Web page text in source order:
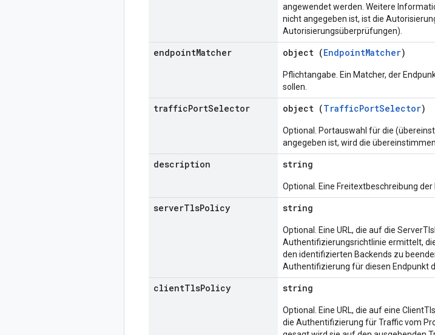
angewendet werden. Weitere
nicht angegeben ist, ist die
Autorisierungsüberprüfungen).
endpointMatcher object (EndpointMatcher)
Pflichtangabe. Ein Matcher, der
sollen.
trafficPortSelector object (TrafficPortSelector)
Optional. Portauswahl für die
angegeben ist, wird die
description string
Optional. Eine Freitextbeschreibung
serverTlsPolicy string
Optional. Eine URL, die auf die
Authentifizierungsrichtlinie ermittelt,
den identifizierten Backends zu
Authentifizierung für diesen Endpunkt
clientTlsPolicy string
Optional. Eine URL, die auf eine
die Authentifizierung für Traffic vom